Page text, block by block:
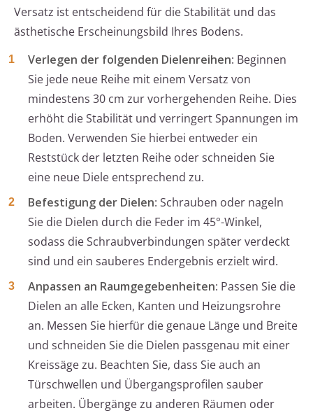
Versatz ist entscheidend für die Stabilität und das
ästhetische Erscheinungsbild Ihres Bodens.
Verlegen der folgenden Dielenreihen: Beginnen
Sie jede neue Reihe mit einem Versatz von
mindestens 30 cm zur vorhergehenden Reihe. Dies
erhöht die Stabilität und verringert Spannungen im
Boden. Verwenden Sie hierbei entweder ein
Reststück der letzten Reihe oder schneiden Sie
eine neue Diele entsprechend zu.
Befestigung der Dielen: Schrauben oder nageln
Sie die Dielen durch die Feder im 45°-Winkel,
sodass die Schraubverbindungen später verdeckt
sind und ein sauberes Endergebnis erzielt wird.
Anpassen an Raumgegebenheiten: Passen Sie die
Dielen an alle Ecken, Kanten und Heizungsrohre
an. Messen Sie hierfür die genaue Länge und Breite
und schneiden Sie die Dielen passgenau mit einer
Kreissäge zu. Beachten Sie, dass Sie auch an
Türschwellen und Übergangsprofilen sauber
arbeiten. Übergänge zu anderen Räumen oder